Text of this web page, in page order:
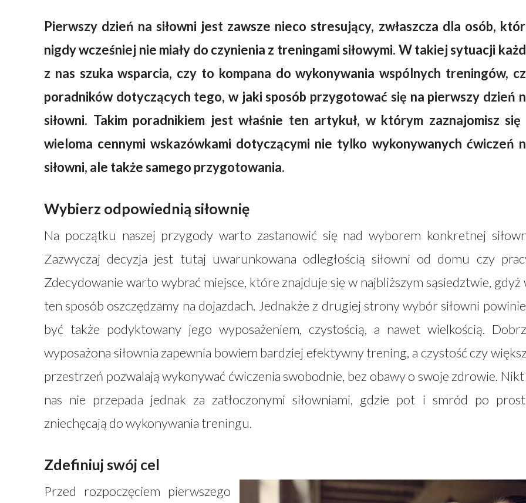
Pierwszy dzień na siłowni jest zawsze nieco stresujący, zwłaszcza dla osób,
nigdy wcześniej nie miały do czynienia z treningami siłowymi. W takiej sytuacji
z nas szuka wsparcia, czy to kompana do wykonywania wspólnych treningów,
poradników dotyczących tego, w jaki sposób przygotować się na pierwszy dzień
siłowni. Takim poradnikiem jest właśnie ten artykuł, w którym zaznajomisz się
wieloma cennymi wskazówkami dotyczącymi nie tylko wykonywanych ćwiczeń
siłowni, ale także samego przygotowania.
Wybierz odpowiednią siłownię
Na początku naszej przygody warto zastanowić się nad wyborem konkretnej
Zazwyczaj decyzja jest tutaj uwarunkowana odległością siłowni od domu czy
Zdecydowanie warto wybrać miejsce, które znajduje się w najbliższym sąsiedztwie, gdyż
ten sposób oszczędzamy na dojazdach. Jednakże z drugiej strony wybór siłowni
być także podyktowany jego wyposażeniem, czystością, a nawet wielkością.
wyposażona siłownia zapewnia bowiem bardziej efektywny trening, a czystość czy
przestrzeń pozwalają wykonywać ćwiczenia swobodnie, bez obawy o swoje zdrowie. Nikt
nas nie przepada jednak za zatłoczonymi siłowniami, gdzie pot i smród po
zniechęcają do wykonywania treningu.
Zdefiniuj swój cel
Przed rozpoczęciem pierwszego